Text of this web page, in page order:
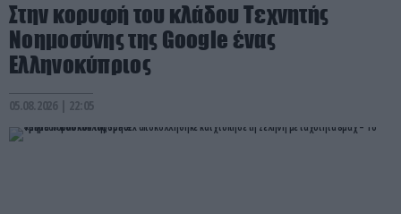
Στην κορυφή του κλάδου Τεχνητής
Νοημοσύνης της Google ένας
Ελληνοκύπριος
05.08.2026 | 22:05